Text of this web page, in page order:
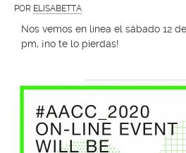
POR ELISABETTA
Nos vemos en línea el sábado 12
pm, ¡no te lo pierdas!